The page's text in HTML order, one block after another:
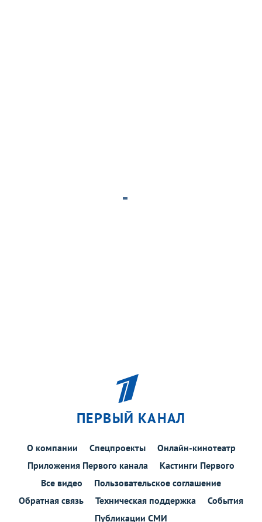
ПЕРВЫЙ КАНАЛ
О компании Спецпроекты
Онлайн-кинотеатр
Приложения Первого канала
Кастинги Первого
Все видео
Пользовательское соглашение
Обратная связь
Техническая поддержка
События
Публикации СМИ